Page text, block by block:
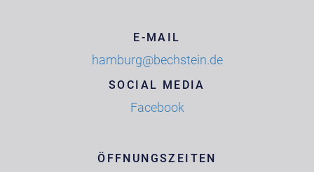
E-MAIL
hamburg@bechstein.de
SOCIAL MEDIA
Facebook
ÖFFNUNGSZEITEN